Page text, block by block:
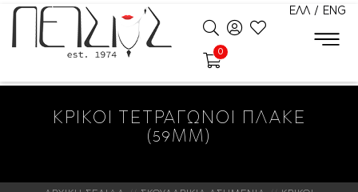
ΕΛΛ / ENG
0
ΚΡΙΚΟΙ ΤΕΤΡΑΓΩΝΟΙ ΠΛΑΚΕ
(59MM)